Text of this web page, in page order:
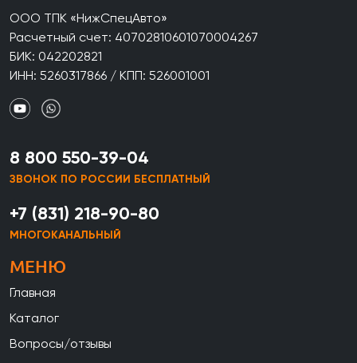
ООО ТПК «НижСпецАвто»
Расчетный счет: 40702810601070004267
БИК: 042202821
ИНН: 5260317866 / КПП: 526001001
8 800 550-39-04
ЗВОНОК ПО РОССИИ БЕСПЛАТНЫЙ
+7 (831) 218-90-80
МНОГОКАНАЛЬНЫЙ
МЕНЮ
Главная
Каталог
Вопросы/отзывы